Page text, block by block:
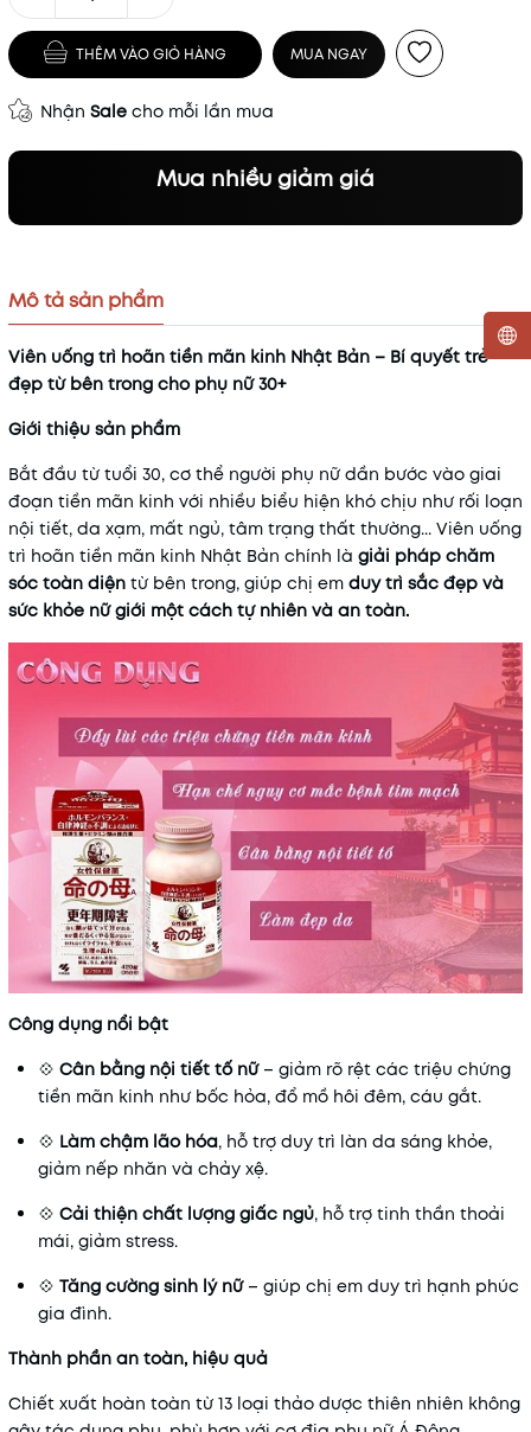
THÊM VÀO GIỎ HÀNG MUA NGAY
Nhận Sale cho mỗi lần mua
Mua nhiều giảm giá
Mã khuyến mãi:
Điều kiện:
Mô tả sản phẩm
Viên uống trì hoãn tiền mãn kinh Nhật Bản – Bí quyết trẻ
đẹp từ bên trong cho phụ nữ 30+
Giới thiệu sản phẩm
Bắt đầu từ tuổi 30, cơ thể người phụ nữ dần bước vào giai
đoạn tiền mãn kinh với nhiều biểu hiện khó chịu như rối loạn
nội tiết, da xạm, mất ngủ, tâm trạng thất thường... Viên uống
trì hoãn tiền mãn kinh Nhật Bản chính là giải pháp chăm
sóc toàn diện từ bên trong, giúp chị em duy trì sắc đẹp và
sức khỏe nữ giới một cách tự nhiên và an toàn.
Công dụng nổi bật
💠 Cân bằng nội tiết tố nữ– giảm rõ rệt các triệu chứng
tiền mãn kinh như bốc hỏa, đổ mồ hôi đêm, cáu gắt.
💠 Làm chậm lão hóa, hỗ trợ duy trì làn da sáng khỏe,
giảm nếp nhăn và chảy xệ.
💠 Cải thiện chất lượng giấc ngủ, hỗ trợ tinh thần thoải
mái, giảm stress.
💠 Tăng cường sinh lý nữ– giúp chị em duy trì hạnh phúc
gia đình.
Thành phần an toàn, hiệu quả
Chiết xuất hoàn toàn từ 13 loại thảo dược thiên nhiên không